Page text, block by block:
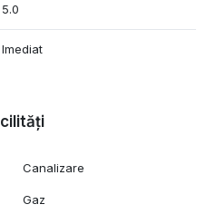
fi închiriat hală + birou
de necesități.
5.0
Imediat
Canalizare
Gaz